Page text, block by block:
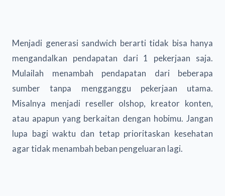
Menjadi generasi sandwich berarti tidak bisa hanya
mengandalkan pendapatan dari 1 pekerjaan saja.
Mulailah menambah pendapatan dari beberapa
sumber tanpa mengganggu pekerjaan utama.
Misalnya menjadi reseller olshop, kreator konten,
atau apapun yang berkaitan dengan hobimu. Jangan
lupa bagi waktu dan tetap prioritaskan kesehatan
agar tidak menambah beban pengeluaran lagi.